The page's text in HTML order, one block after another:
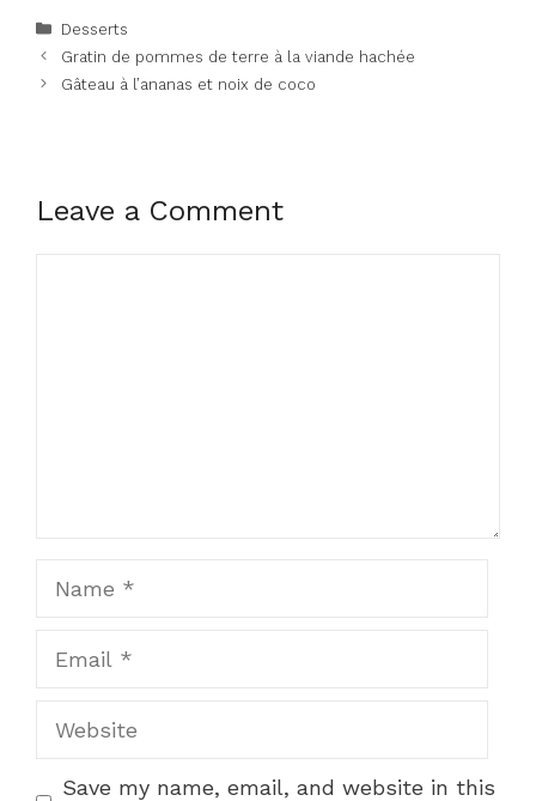
Categories
Desserts
Gratin de pommes de terre à la viande hachée
Gâteau à l’ananas et noix de coco
Leave a Comment
Save my name, email, and website in this